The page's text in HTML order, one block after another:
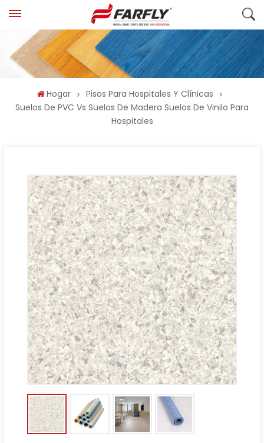
Hogar
Pisos Para Hospitales Y Clínicas
Suelos De PVC Vs Suelos De Madera Suelos De Vinilo Para
Hospitales